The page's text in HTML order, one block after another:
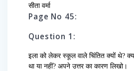
सीता वर्मा
Page No 45:
Question 1:
इला को लेकर स्कूल वाले चिंतित क्यों थे?
था या नहीं? अपने उत्तर का कारण लिखो।